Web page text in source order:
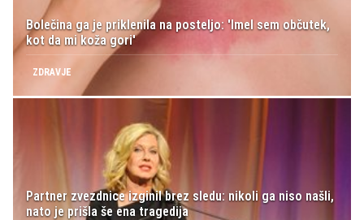
Bolečina ga je priklenila na posteljo: 'Imel sem občutek,
kot da mi koža gori'
ZDRAVJE
Partner zvezdnice izginil brez sledu: nikoli ga niso našli,
nato je prišla še ena tragedija